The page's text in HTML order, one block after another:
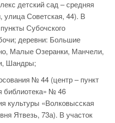
детский сад – средняя
улица Советская, 44). В
Субочского
деревни: Большие
Малые Озеранки, Манчели,
Шандры;
№ 44 (центр – пункт
библиотека» № 46
культуры «Волковысская
Ятвезь, 73а). В участок